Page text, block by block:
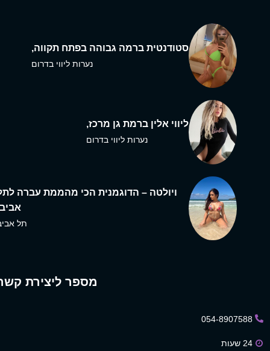
סטודנטית ברמה גבוהה בפתח תקווה,
נערות ליווי בדרום
ליווי אלין ברמת גן מרכז,
נערות ליווי בדרום
ויולטה – הדוגמנית הכי מהממת עברה
תל
מספר ליצירת
054-8907588
24 שעות